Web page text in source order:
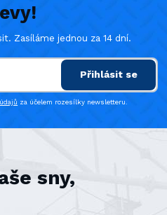
Zasíláme jednou za 14 dní.
Přihlásit se
za účelem rozesílky newsletteru.
sny,